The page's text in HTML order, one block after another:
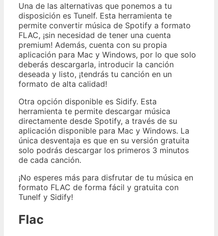
Una de las alternativas que ponemos a tu
disposición es Tunelf. Esta herramienta te
permite convertir música de Spotify a formato
FLAC, ¡sin necesidad de tener una cuenta
premium! Además, cuenta con su propia
aplicación para Mac y Windows, por lo que solo
deberás descargarla, introducir la canción
deseada y listo, ¡tendrás tu canción en un
formato de alta calidad!
Otra opción disponible es Sidify. Esta
herramienta te permite descargar música
directamente desde Spotify, a través de su
aplicación disponible para Mac y Windows. La
única desventaja es que en su versión gratuita
solo podrás descargar los primeros 3 minutos
de cada canción.
¡No esperes más para disfrutar de tu música en
formato FLAC de forma fácil y gratuita con
Tunelf y Sidify!
Flac